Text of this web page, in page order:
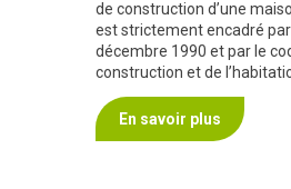
de construction d’une
est strictement encadré
décembre 1990 et par le
construction et de
En savoir plus